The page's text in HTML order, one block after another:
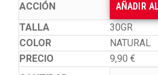
AÑADIR
30GR
NATURAL
9,90 €